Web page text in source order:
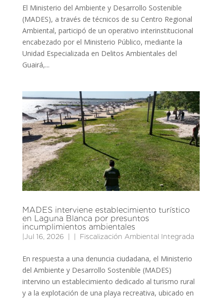
El Ministerio del Ambiente y Desarrollo Sostenible
(MADES), a través de técnicos de su Centro Regional
Ambiental, participó de un operativo interinstitucional
encabezado por el Ministerio Público, mediante la
Unidad Especializada en Delitos Ambientales del
Guairá,...
MADES interviene establecimiento turístico
en Laguna Blanca por presuntos
incumplimientos ambientales
Jul 16, 2026 Fiscalización Ambiental Integrada
En respuesta a una denuncia ciudadana, el Ministerio
del Ambiente y Desarrollo Sostenible (MADES)
intervino un establecimiento dedicado al turismo rural
y a la explotación de una playa recreativa, ubicado en